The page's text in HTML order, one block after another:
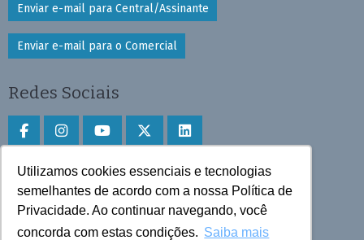
Utilizamos cookies essenciais e tecnologias
semelhantes de acordo com a nossa Política de
Privacidade. Ao continuar navegando, você
concorda com estas condições. Saiba mais
Enviar e-mail para Central/Assinante
Enviar e-mail para o Comercial
Redes Sociais
Faça download do aplicativo
Play Store e App Store